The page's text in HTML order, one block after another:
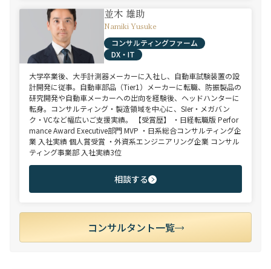
並木 雄助
Namiki Yusuke
コンサルティングファーム
DX・IT
大学卒業後、大手計測器メーカーに入社し、自動車試験装置の設
計開発に従事。自動車部品（Tier1）メーカーに転職、防振製品の
研究開発や自動車メーカーへの出向を経験後、ヘッドハンターに
転身。コンサルティング・製造領域を中心に、SIer・メガバン
ク・VCなど幅広いご支援実績。 【受賞歴】 ・日経転職版 Perfor
mance Award Executive部門 MVP ・日系総合コンサルティング企
業 入社実績 個人賞受賞 ・外資系エンジニアリング企業 コンサル
ティング事業部 入社実績3位
相談する
コンサルタント一覧